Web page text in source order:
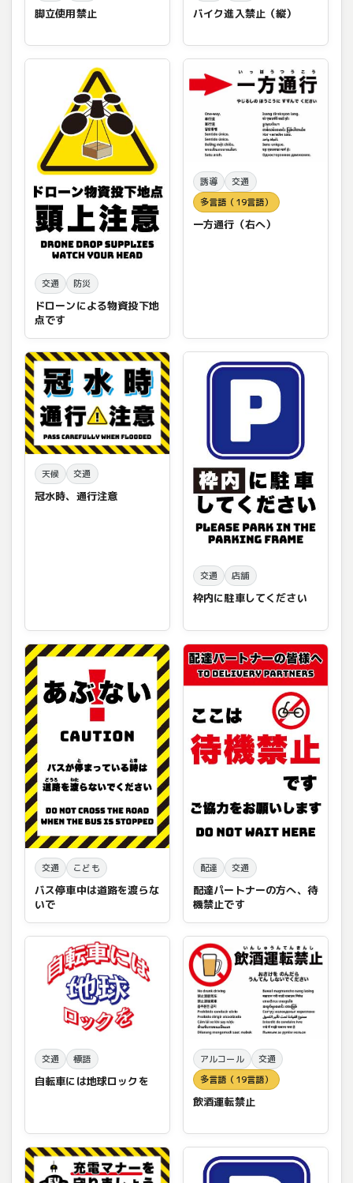
脚立使用禁止 バイク進入禁止（縦）
交通 防災
ドローンによる物資投下地
点です
誘導
交通
多言語（19言語）
一方通行（右へ）
天候 交通
冠水時、通行注意
交通 店舗
枠内に駐車してください
交通 こども
バス停車中は道路を渡らな
いで
配達 交通
配達パートナーの方へ、待
機禁止です
交通 標語
自転車には地球ロックを
アルコール
交通
多言語（19言語）
飲酒運転禁止